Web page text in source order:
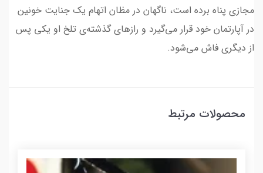
مجازی پناه برده است، ناگهان در مظان اتهام یک جنایت خونین
در آپارتمان خود قرار می‌گیرد و رازهای گذشته‌ی تلخ او یکی پس
از دیگری فاش می‌شود.
محصولات مرتبط